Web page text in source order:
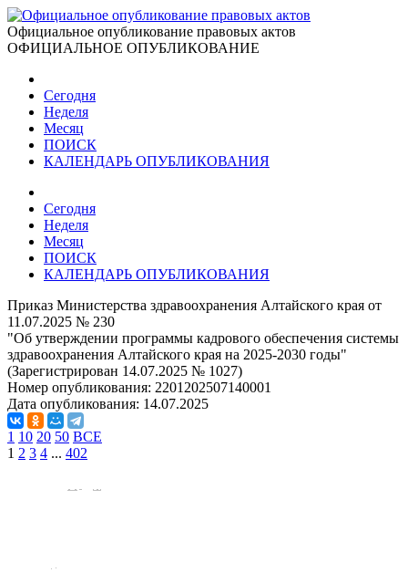
Официальное опубликование правовых актов
ОФИЦИАЛЬНОЕ ОПУБЛИКОВАНИЕ
Сегодня
Неделя
Месяц
ПОИСК
КАЛЕНДАРЬ ОПУБЛИКОВАНИЯ
Сегодня
Неделя
Месяц
ПОИСК
КАЛЕНДАРЬ ОПУБЛИКОВАНИЯ
Приказ Министерства здравоохранения Алтайского края от
11.07.2025 № 230
"Об утверждении программы кадрового обеспечения системы
здравоохранения Алтайского края на 2025-2030 годы"
(Зарегистрирован 14.07.2025 № 1027)
Номер опубликования: 2201202507140001
Дата опубликования: 14.07.2025
1 10 20 50 ВСЕ
1 2 3 4 ... 402